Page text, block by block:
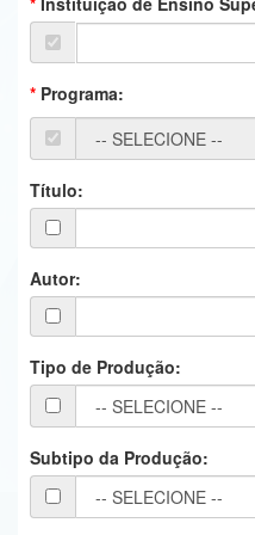
Ministério da Ciência, Tecnologia,
Ministério do Turismo
Controladoria-Geral da União
Secretaria-Geral
Secretaria de Governo
Gabinete de Segurança Institucional
Advocacia-Geral da União
Banco Central do Brasil
Programa:
Título:
Autor:
Tipo de Produção:
Subtipo da Produção: